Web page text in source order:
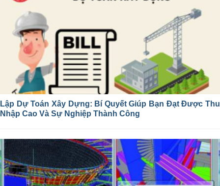
Lập Dự Toán Xây Dựng: Bí Quyết Giúp Bạn Đạt Được Thu
Nhập Cao Và Sự Nghiệp Thành Công